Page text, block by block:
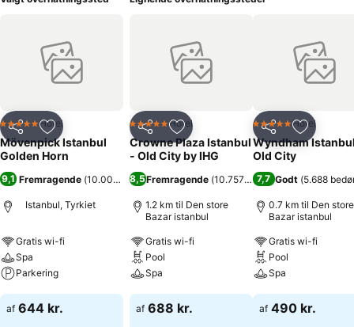
Del Føj til favoritter
5 StjernerHotel
Mövenpick Istanbul
Golden Horn
9,1 Fremragende (10.005 bedømmelser)
Istanbul, Tyrkiet
Gratis wi-fi
Spa
Parkering
Se priser
af 644 kr.
Del Føj til favoritter
5 StjernerHotel
Crowne Plaza Istanbul
- Old City by IHG
8,5Fremragende (10.757 bedømmelser)
1.2 km til Den store
Bazar istanbul
Gratis wi-fi
Pool
Spa
Se priser
af 688 kr.
Del Føj til
5 StjernerHotel
Wyndham
Old City
7,7 Godt (5.688
0.7 km til Den store
Bazar istanbul
Gratis wi-fi
Pool
Spa
Se priser
af 490 kr.